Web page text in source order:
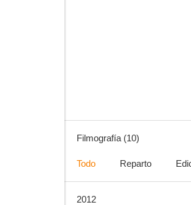
Filmografía (10)
Todo Reparto
2012